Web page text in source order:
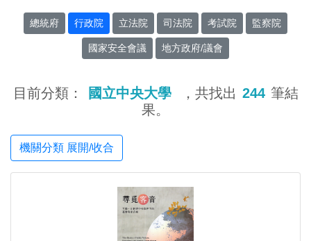
總統府 行政院 立法院 司法院 考試院 監察院
國家安全會議 地方政府/議會
目前分類： 國立中央大學 ，共找出 244 筆結
果。
機關分類 展開/收合